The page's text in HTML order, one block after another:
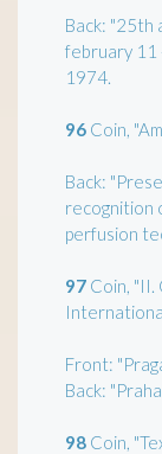
Back: "25th
february 11
1974.
96 Coin,
Back:
recognition
perfusion
97 Coin, "II.
Front:
Back:
98 Coin,